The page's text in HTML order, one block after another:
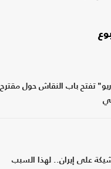
تفتح باب النقاش حول مقترح
على إيران.. لهذا السبب